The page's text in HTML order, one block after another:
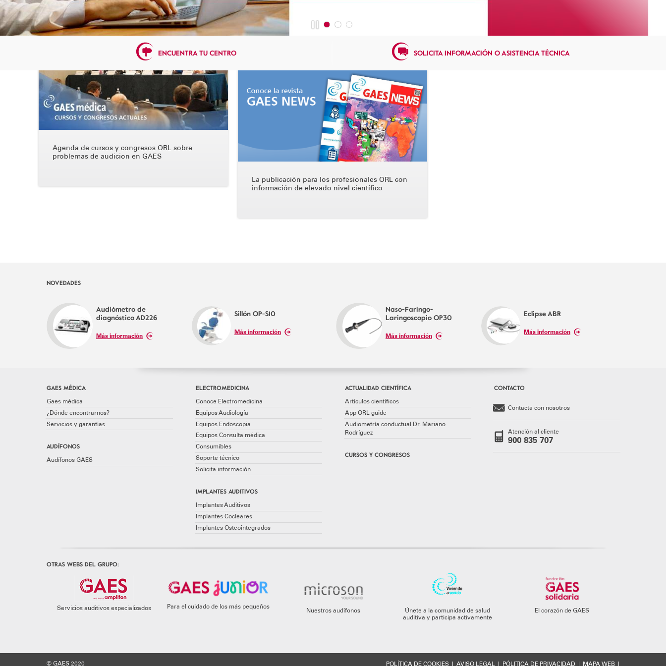
ENCUENTRA TU CENTRO SOLICITA INFORMACIÓN O ASISTENCIA TÉCNICA
Agenda de cursos y congresos ORL sobre
problemas de audicion en GAES
La publicación para los profesionales ORL con
información de elevado nivel científico
NOVEDADES
Audiómetro de
diagnóstico AD226
Más información
Sillón OP-S10
Más información
Naso-Faringo-
Laringoscopio OP30
Más información
Eclipse ABR
Más información
GAES MÉDICA
Gaes médica
¿Dónde encontrarnos?
Servicios y garantías
AUDÍFONOS
Audífonos GAES
ELECTROMEDICINA
Conoce Electromedicina
Equipos Audiología
Equipos Endoscopia
Equipos Consulta médica
Consumibles
Soporte técnico
Solicita información
IMPLANTES AUDITIVOS
Implantes Auditivos
Implantes Cocleares
Implantes Osteointegrados
ACTUALIDAD CIENTÍFICA
Artículos científicos
App ORL guide
Audiometría conductual Dr. Mariano
Rodríguez
CURSOS Y CONGRESOS
CONTACTO
Contacta con nosotros
Atención al cliente
900 835 707
OTRAS WEBS DEL GRUPO:
Servicios auditivos especializados Para el cuidado de los más pequeños
Nuestros audífonos
Únete a la comunidad de salud
auditiva y participa activamente
El corazón de GAES
© GAES 2020 POLÍTICA DE COOKIES | AVISO LEGAL | PÓLITICA DE PRIVACIDAD | MAPA WEB |